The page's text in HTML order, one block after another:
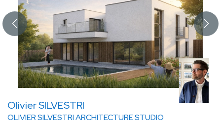
Olivier SILVESTRI
OLIVIER SILVESTRI ARCHITECTURE STUDIO